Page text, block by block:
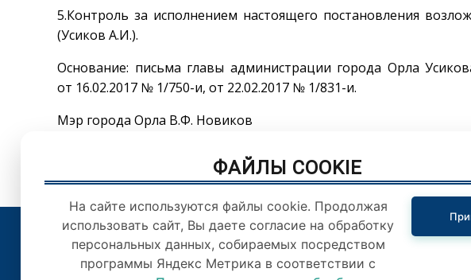
5.Контроль за исполнением настоящего постановления
(Усиков А.И.).
Основание: письма главы администрации города Орла
от 16.02.2017 № 1/750-и, от 22.02.2017 № 1/831-и.
Мэр города Орла В.Ф. Новиков
© Орловский городской Совет народных
ФАЙЛЫ COOKIE
На сайте используются файлы cookie. Продолжая
использовать сайт, Вы даете согласие на обработку
персональных данных, собираемых посредством
программы Яндекс Метрика в соответствии с